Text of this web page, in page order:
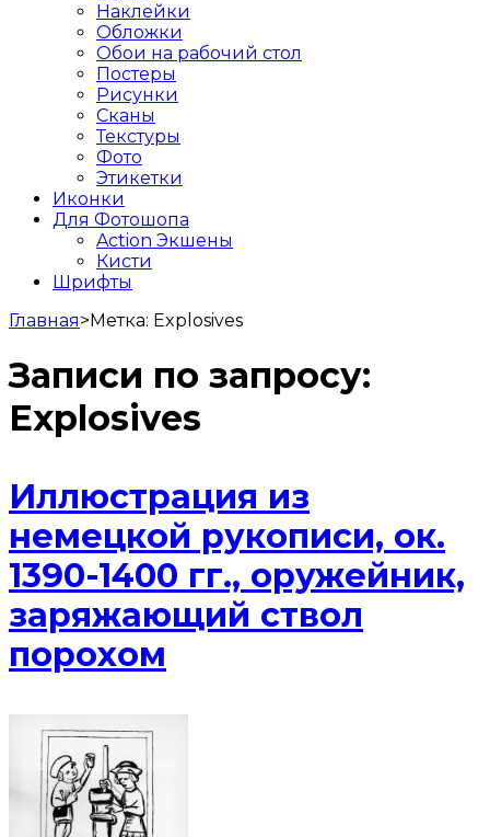
Наклейки
Обложки
Обои на рабочий стол
Постеры
Рисунки
Сканы
Текстуры
Фото
Этикетки
Иконки
Для Фотошопа
Action Экшены
Кисти
Шрифты
Главная>Метка: Explosives
Записи по запросу:
Explosives
Иллюстрация из
немецкой рукописи, ок.
1390-1400 гг., оружейник,
заряжающий ствол
порохом